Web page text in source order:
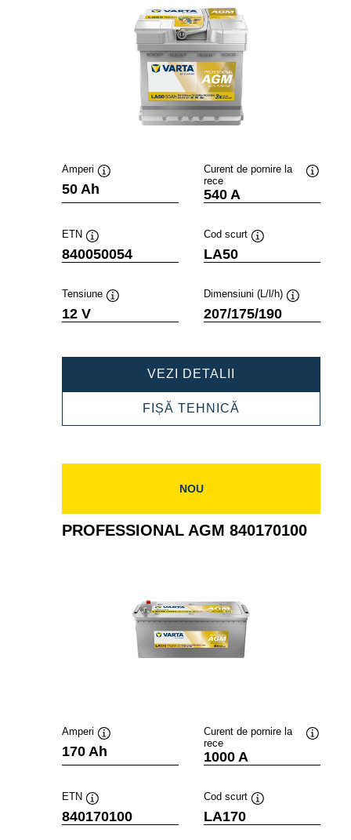
Amperi
50 Ah
Curent de pornire la
rece
540 A
ETN
Tooltip
840050054
Cod scurt
LA50
Tensiune
12 V
Dimensiuni (L/l/h)
207/175/190
VEZI DETALII
840050054
FIȘĂ TEHNICĂ
NOU
PROFESSIONAL AGM 840170100
Amperi
Tooltip
170 Ah
Curent de pornire la
rece
1000 A
ETN
Tooltip
840170100
Cod scurt
LA170